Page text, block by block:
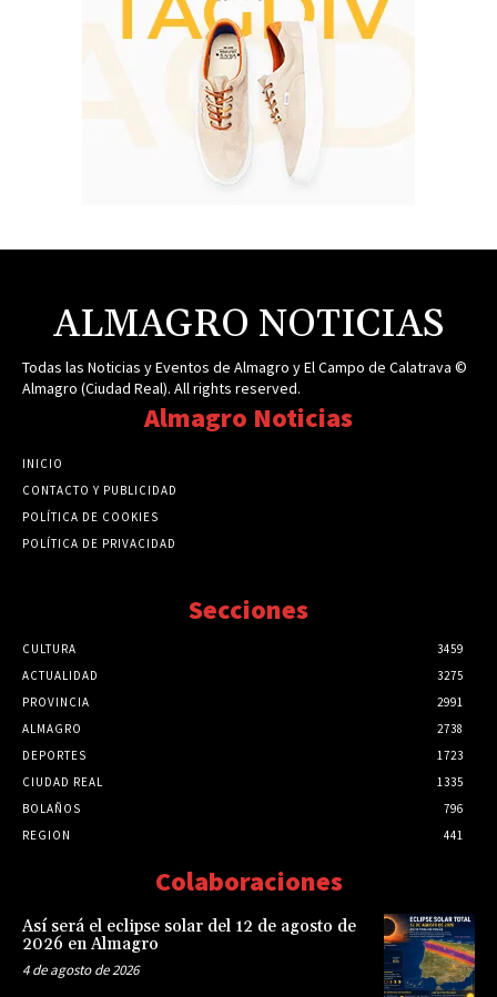
ALMAGRO NOTICIAS
Todas las Noticias y Eventos de Almagro y El Campo de Calatrava ©
Almagro (Ciudad Real). All rights reserved.
Almagro Noticias
INICIO
CONTACTO Y PUBLICIDAD
POLÍTICA DE COOKIES
POLÍTICA DE PRIVACIDAD
Secciones
CULTURA
3459
ACTUALIDAD
3275
PROVINCIA
2991
ALMAGRO
2738
DEPORTES
1723
CIUDAD REAL
1335
BOLAÑOS
796
REGION
441
Colaboraciones
Así será el eclipse solar del 12 de agosto de
2026 en Almagro
4 de agosto de 2026